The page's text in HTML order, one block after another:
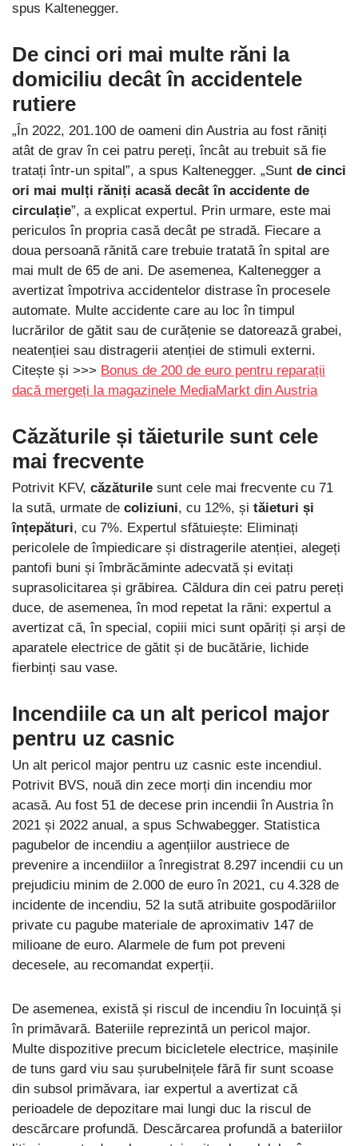
spus Kaltenegger.
De cinci ori mai multe răni la
domiciliu decât în ​​accidentele
rutiere
„În 2022, 201.100 de oameni din Austria au fost răniți
atât de grav în cei patru pereți, încât au trebuit să fie
tratați într-un spital”, a spus Kaltenegger. „Sunt de cinci
ori mai mulți răniți acasă decât în accidente de
circulație”, a explicat expertul. Prin urmare, este mai
periculos în propria casă decât pe stradă. Fiecare a
doua persoană rănită care trebuie tratată în spital are
mai mult de 65 de ani. De asemenea, Kaltenegger a
avertizat împotriva accidentelor distrase în procesele
automate. Multe accidente care au loc în timpul
lucrărilor de gătit sau de curățenie se datorează grabei,
neatenției sau distragerii atenției de stimuli externi.
Citește și >>> Bonus de 200 de euro pentru reparații
dacă mergeți la magazinele MediaMarkt din Austria
Căzăturile și tăieturile sunt cele
mai frecvente
Potrivit KFV, căzăturile sunt cele mai frecvente cu 71
la sută, urmate de coliziuni, cu 12%, și tăieturi și
înțepături, cu 7%. Expertul sfătuiește: Eliminați
pericolele de împiedicare și distragerile atenției, alegeți
pantofi buni și îmbrăcăminte adecvată și evitați
suprasolicitarea și grăbirea. Căldura din cei patru pereți
duce, de asemenea, în mod repetat la răni: expertul a
avertizat că, în special, copiii mici sunt opăriți și arși de
aparatele electrice de gătit și de bucătărie, lichide
fierbinți sau vase.
Incendiile ca un alt pericol major
pentru uz casnic
Un alt pericol major pentru uz casnic este incendiul.
Potrivit BVS, nouă din zece morți din incendiu mor
acasă. Au fost 51 de decese prin incendii în Austria în
2021 și 2022 anual, a spus Schwabegger. Statistica
pagubelor de incendiu a agențiilor austriece de
prevenire a incendiilor a înregistrat 8.297 incendii cu un
prejudiciu minim de 2.000 de euro în 2021, cu 4.328 de
incidente de incendiu, 52 la sută atribuite gospodăriilor
private cu pagube materiale de aproximativ 147 de
milioane de euro. Alarmele de fum pot preveni
decesele, au recomandat experții.
De asemenea, există și riscul de incendiu în locuință și
în primăvară. Bateriile reprezintă un pericol major.
Multe dispozitive precum bicicletele electrice, mașinile
de tuns gard viu sau șurubelnițele fără fir sunt scoase
din subsol primăvara, iar expertul a avertizat că
perioadele de depozitare mai lungi duc la riscul de
descărcare profundă. Descărcarea profundă a bateriilor